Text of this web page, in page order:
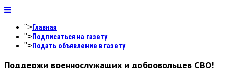
">Главная
">Подписаться на газету
">Подать объявление в газету
Поддержи военнослужащих и добровольцев СВО!